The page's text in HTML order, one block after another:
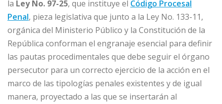
la Ley No. 97-25, que instituye el Código Procesal
Penal, pieza legislativa que junto a la Ley No. 133-11,
orgánica del Ministerio Público y la Constitución de la
República conforman el engranaje esencial para definir
las pautas procedimentales que debe seguir el órgano
persecutor para un correcto ejercicio de la acción en el
marco de las tipologías penales existentes y de igual
manera, proyectado a las que se insertarán al